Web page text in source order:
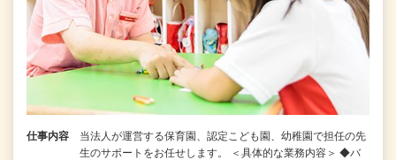
仕事内容
当法人が運営する保育園、認定こども園、幼稚園で担任の先
生のサポートをお任せします。 ＜具体的な業務内容＞ ◆バ